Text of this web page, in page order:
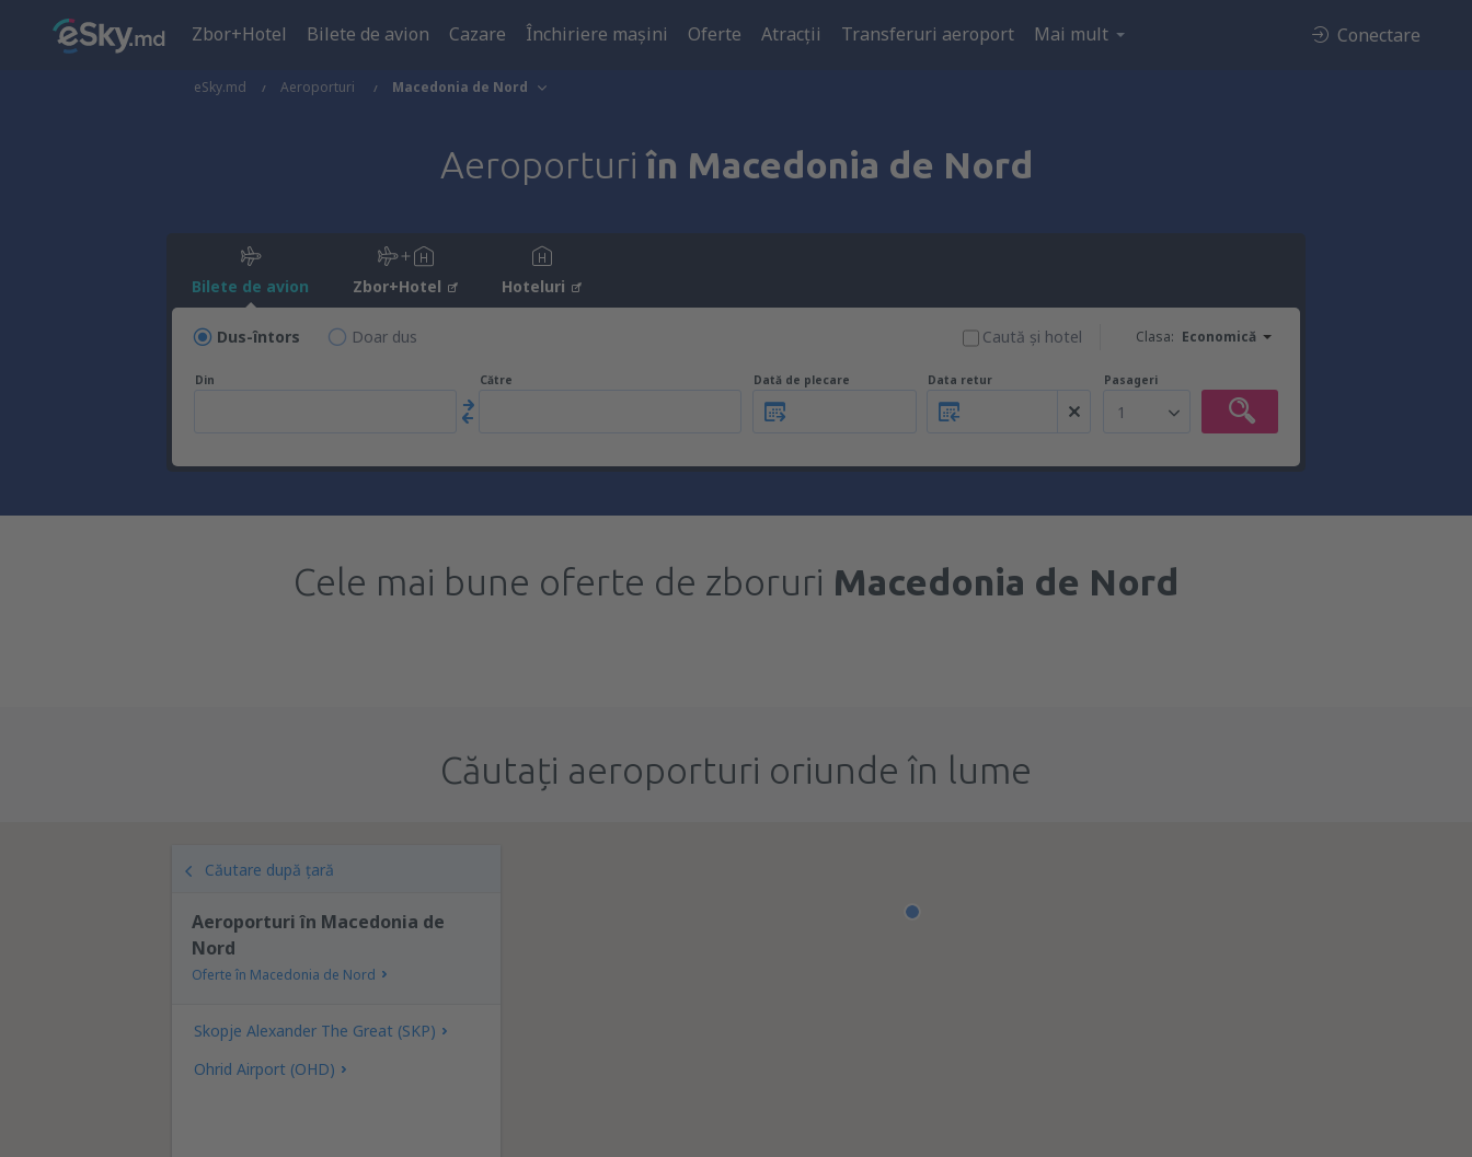
Zbor+Hotel Bilete de avion Cazare Închiriere mașini Oferte Atracţii Transferuri aeroport Mai mult Conectare
eSky.md Aeroporturi Macedonia de Nord
Aeroporturiîn Macedonia de Nord
Bilete de avion Zbor+Hotel Hoteluri
Dus-întors Doar dus Clasa: Economică
Caută şi hotel
Din Către Dată de plecare Data retur Pasageri
1
Cele mai bune oferte de zboruri Macedonia de Nord
Căutați aeroporturi oriunde în lume
Căutare după țară
Aeroporturi în Macedonia de
Nord
Oferte în Macedonia de Nord
Skopje Alexander The Great (SKP)
Ohrid Airport (OHD)